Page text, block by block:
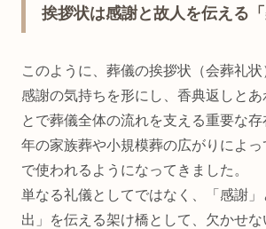
挨拶状は感謝と故人を伝える「
このように、葬儀の挨拶状（会葬礼
感謝の気持ちを形にし、香典返しとあ
とで葬儀全体の流れを支える重要な
年の家族葬や小規模葬の広がりによ
で使われるようになってきました。
単なる礼儀としてではなく、「感謝
出」を伝える架け橋として、欠かせ